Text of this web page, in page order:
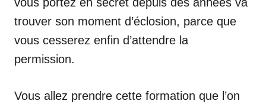
trouver son moment d’éclosion, parce que
vous cesserez enfin d’attendre la
permission.
Vous allez prendre cette formation que l’on